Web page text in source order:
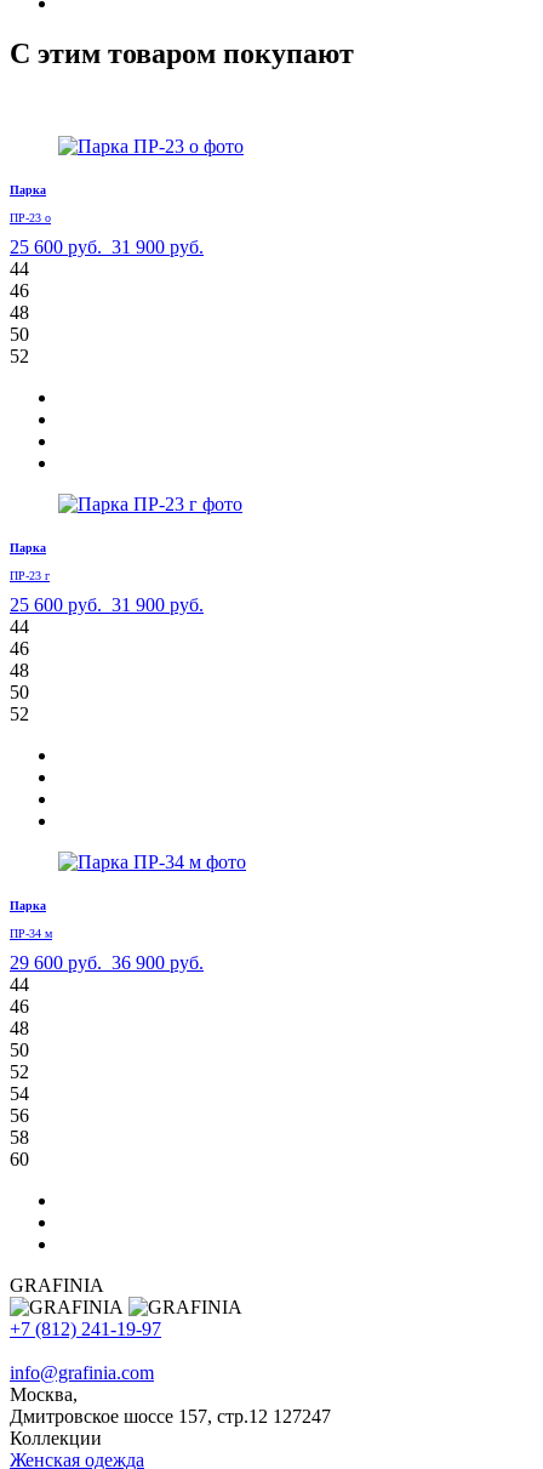
С этим товаром покупают
Парка
ПР-23 о
25 600 руб. 31 900 руб.
44
46
48
50
52
Парка
ПР-23 г
25 600 руб. 31 900 руб.
44
46
48
50
52
Парка
ПР-34 м
29 600 руб. 36 900 руб.
44
46
48
50
52
54
56
58
60
GRAFINIA
+7 (812) 241-19-97
info@grafinia.com
Москва,
Дмитровское шоссе 157, стр.12 127247
Коллекции
Женская одежда